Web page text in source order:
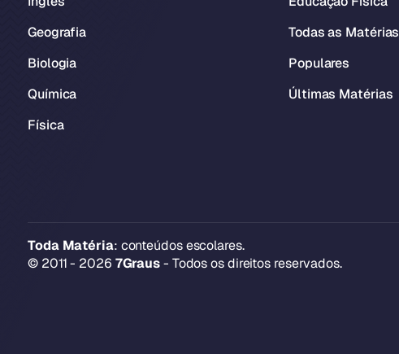
Geografia
Biologia
Química
Física
Todas as Matérias
Populares
Últimas Matérias
Toda Matéria: conteúdos escolares.
© 2011 - 2026 7Graus- Todos os direitos reservados.